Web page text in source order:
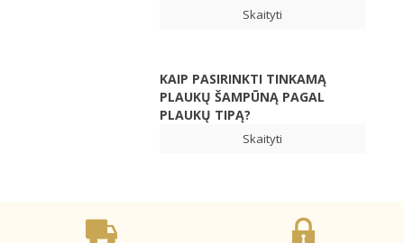
Skaityti
KAIP PASIRINKTI TINKAMĄ
PLAUKŲ ŠAMPŪNĄ PAGAL
PLAUKŲ TIPĄ?
Skaityti